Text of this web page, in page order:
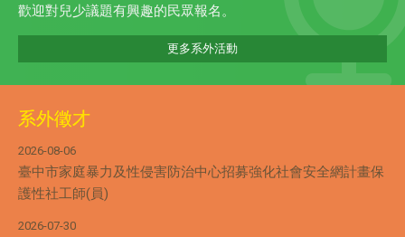
歡迎對兒少議題有興趣的民眾報名。
更多系外活動
系外徵才
2026-08-06
臺中市家庭暴力及性侵害防治中心招募強化社會安全網計畫保
護性社工師(員)
2026-07-30